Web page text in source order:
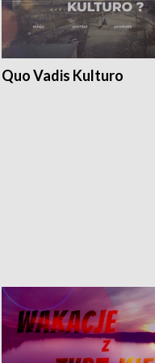
Quo Vadis Kulturo